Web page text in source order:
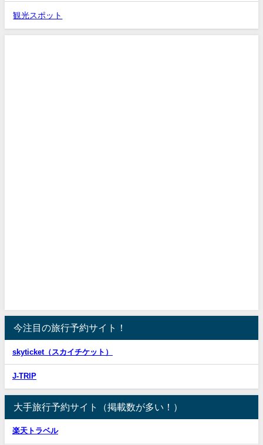
観光スポット
今注目の旅行予約サイト！
skyticket（スカイチケット）
J-TRIP
大手旅行予約サイト（掲載数が多い！）
楽天トラベル